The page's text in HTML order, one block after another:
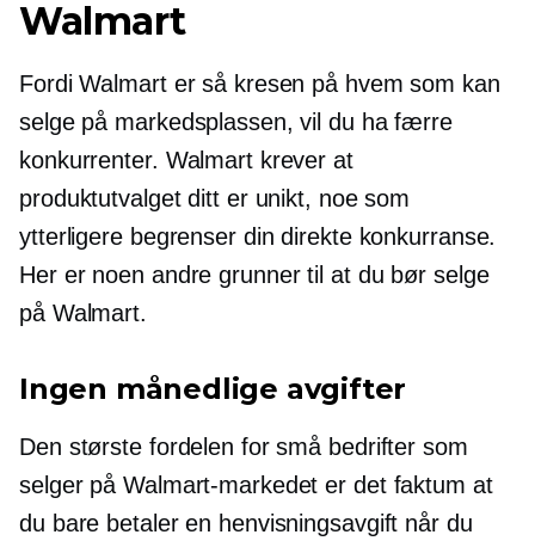
Walmart
Fordi Walmart er så kresen på hvem som kan
selge på markedsplassen, vil du ha færre
konkurrenter. Walmart krever at
produktutvalget ditt er unikt, noe som
ytterligere begrenser din direkte konkurranse.
Her er noen andre grunner til at du bør selge
på Walmart.
Ingen månedlige avgifter
Den største fordelen for små bedrifter som
selger på Walmart-markedet er det faktum at
du bare betaler en henvisningsavgift når du